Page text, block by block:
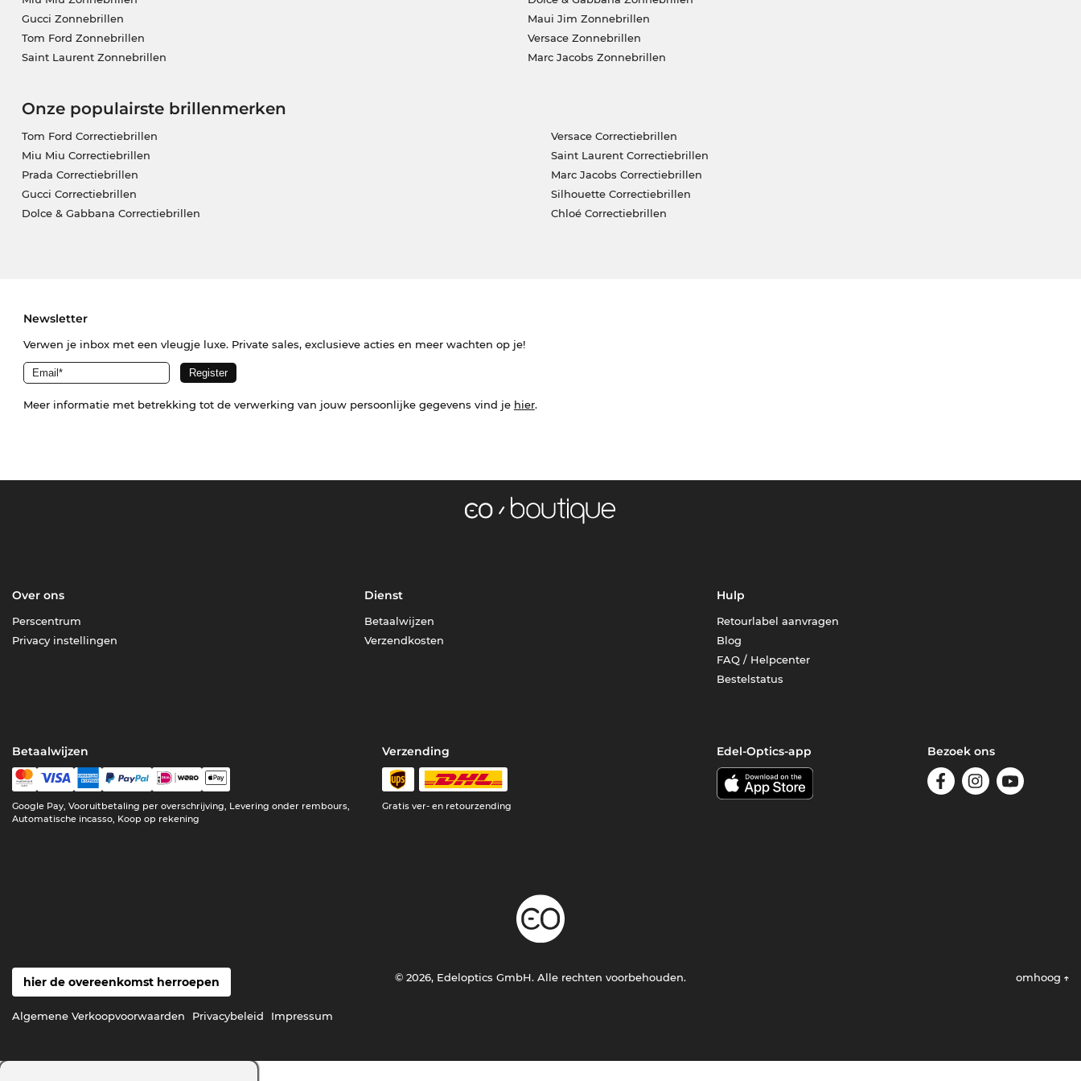
Gucci Zonnebrillen
Tom Ford Zonnebrillen
Saint Laurent Zonnebrillen
Maui Jim Zonnebrillen
Versace Zonnebrillen
Marc Jacobs Zonnebrillen
Onze populairste brillenmerken
Tom Ford Correctiebrillen
Miu Miu Correctiebrillen
Prada Correctiebrillen
Gucci Correctiebrillen
Dolce & Gabbana Correctiebrillen
Versace Correctiebrillen
Saint Laurent Correctiebrillen
Marc Jacobs Correctiebrillen
Silhouette Correctiebrillen
Chloé Correctiebrillen
Newsletter
Verwen je inbox met een vleugje luxe. Private sales, exclusieve acties en meer wachten op je!
Meer informatie met betrekking tot de verwerking van jouw persoonlijke gegevens vind je hier.
Over ons
Perscentrum
Privacy instellingen
Dienst
Betaalwijzen
Verzendkosten
Hulp
Retourlabel aanvragen
Blog
FAQ / Helpcenter
Bestelstatus
Betaalwijzen
Google Pay, Vooruitbetaling per overschrijving, Levering onder rembours,
Automatische incasso, Koop op rekening
Verzending
Gratis ver- en retourzending
Edel-Optics-app Bezoek ons
hier de overeenkomst herroepen
Algemene Verkoopvoorwaarden Privacybeleid Impressum
© 2026, Edeloptics GmbH. Alle rechten voorbehouden. omhoog